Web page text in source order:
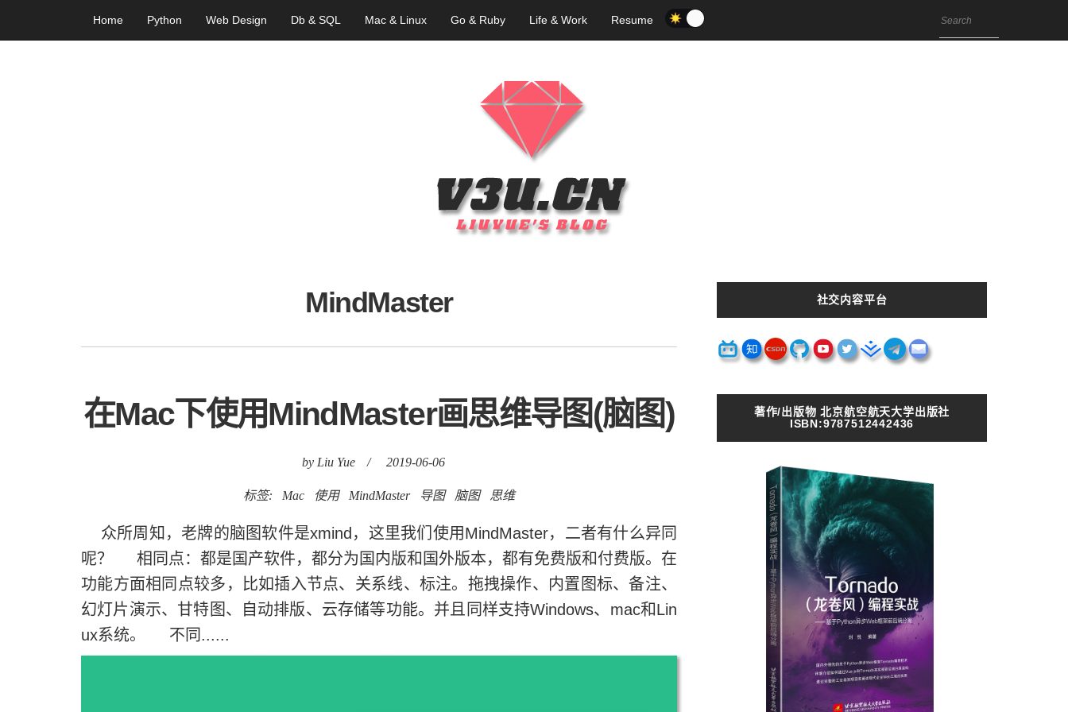
Home Python Web Design Db & SQL Mac & Linux Go & Ruby Life & Work Resume
MindMaster
在Mac下使用MindMaster画思维导图(脑图)
by Liu Yue / 2019-06-06
标签: Mac 使用 MindMaster 导图 脑图 思维
众所周知，老牌的脑图软件是xmind，这里我们使用MindMaster，二者有什么异同
呢？ 相同点：都是国产软件，都分为国内版和国外版本，都有免费版和付费版。在
功能方面相同点较多，比如插入节点、关系线、标注。拖拽操作、内置图标、备注、
幻灯片演示、甘特图、自动排版、云存储等功能。并且同样支持Windows、mac和Lin
ux系统。 不同......
社交内容平台
著作/出版物 北京航空航天大学出版社
ISBN:9787512442436